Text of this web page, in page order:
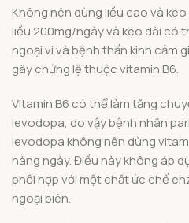
Không nên dùng liều cao và
liều 200mg/ngày và kéo dài có
ngoại vi và bệnh thần kinh cảm
gây chứng lệ thuộc vitamin B6.
Vitamin B6 có thể làm tăng
levodopa, do vậy bệnh nhân
levodopa không nên dùng
hàng ngày. Điều này không áp
phối hợp với một chất ức chế
ngoại biên.